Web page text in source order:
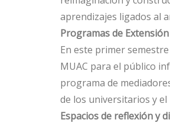
aprendizajes ligados al
Programas de
En este primer
MUAC para el público
programa de
de los universitarios y
Espacios de reflexión y